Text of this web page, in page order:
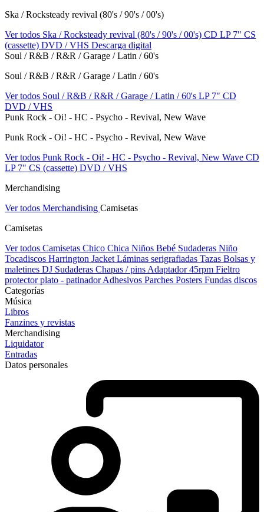
Ska / Rocksteady revival (80's / 90's / 00's)
Ver todos Ska / Rocksteady revival (80's / 90's / 00's) CD LP 7" CS
(cassette) DVD / VHS Descarga digital
Soul / R&B / R&R / Garage / Latin / 60's
Soul / R&B / R&R / Garage / Latin / 60's
Ver todos Soul / R&B / R&R / Garage / Latin / 60's LP 7" CD
DVD / VHS
Punk Rock - Oi! - HC - Psycho - Revival, New Wave
Punk Rock - Oi! - HC - Psycho - Revival, New Wave
Ver todos Punk Rock - Oi! - HC - Psycho - Revival, New Wave CD
LP 7" CS (cassette) DVD / VHS
Merchandising
Ver todos Merchandising Camisetas
Camisetas
Ver todos Camisetas Chico Chica Niños Bebé Sudaderas Niño
Tocadiscos Harrington Jacket Láminas serigrafiadas Tazas Bolsas y
maletines DJ Sudaderas Chapas / pins Adaptador 45rpm Fieltro
protector plato - patinadorAdhesivos Parches Posters Fundas discos
Categorías
Música
Libros
Fanzines y revistas
Merchandising
Liquidator
Entradas
Datos personales